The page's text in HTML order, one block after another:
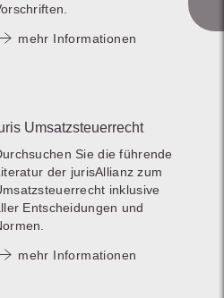
mehr Informationen
Umsatzsteuerrecht
Sie die führende
der jurisAllianz zum
inklusive
Entscheidungen und
mehr Informationen